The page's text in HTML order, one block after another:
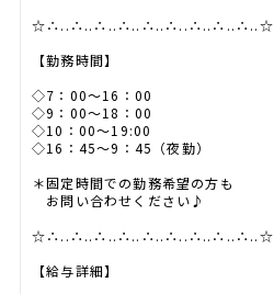
☆∴..∴..∴..∴..∴..∴..∴..∴..∴..☆
【勤務時間】
◇7：00～16：00
◇9：00～18：00
◇10：00～19:00
◇16：45～9：45（夜勤）
＊固定時間での勤務希望の方も
お問い合わせください♪
☆∴..∴..∴..∴..∴..∴..∴..∴..∴..☆
【給与詳細】